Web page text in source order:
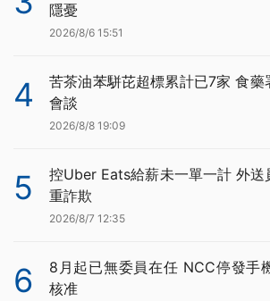
隱憂
2026/8/6 15:51
4
苦茶油苯駢芘超標累計已7家 食藥
會談
2026/8/8 19:09
5
控Uber Eats給薪未一單一計 外送
重詐欺
2026/8/7 12:35
6
8月起已無委員在任 NCC停發手
核准